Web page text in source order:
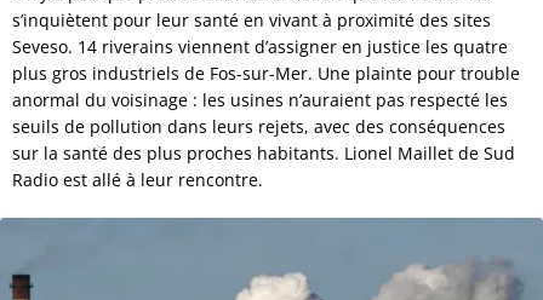
s’inquiètent pour leur santé en vivant à proximité des sites
Seveso. 14 riverains viennent d’assigner en justice les quatre
plus gros industriels de Fos-sur-Mer. Une plainte pour trouble
anormal du voisinage : les usines n’auraient pas respecté les
seuils de pollution dans leurs rejets, avec des conséquences
sur la santé des plus proches habitants. Lionel Maillet de Sud
Radio est allé à leur rencontre.